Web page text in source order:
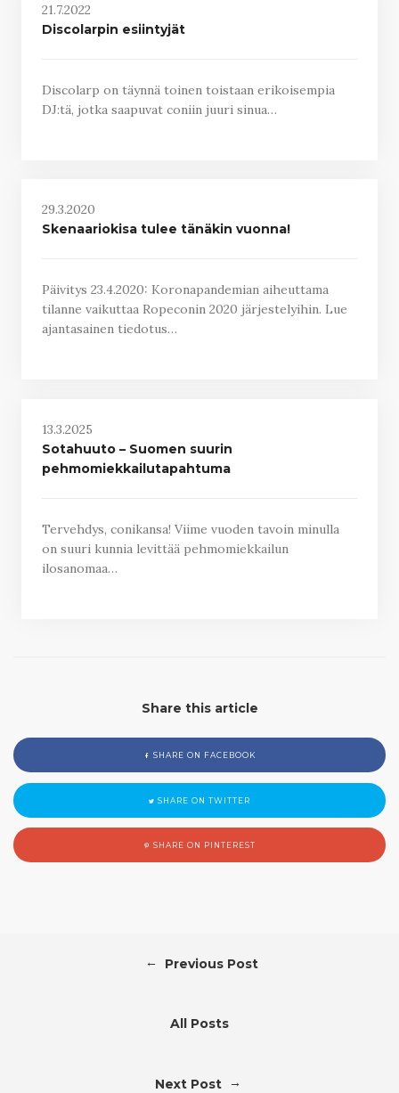
21.7.2022
Discolarpin esiintyjät
Discolarp on täynnä toinen toistaan erikoisempia
DJ:tä, jotka saapuvat coniin juuri sinua…
29.3.2020
Skenaariokisa tulee tänäkin vuonna!
Päivitys 23.4.2020: Koronapandemian aiheuttama
tilanne vaikuttaa Ropeconin 2020 järjestelyihin. Lue
ajantasainen tiedotus…
13.3.2025
Sotahuuto – Suomen suurin
pehmomiekkailutapahtuma
Tervehdys, conikansa! Viime vuoden tavoin minulla
on suuri kunnia levittää pehmomiekkailun
ilosanomaa…
Share this article
SHARE ON FACEBOOK
SHARE ON TWITTER
SHARE ON PINTEREST
← Previous Post
All Posts
Next Post →